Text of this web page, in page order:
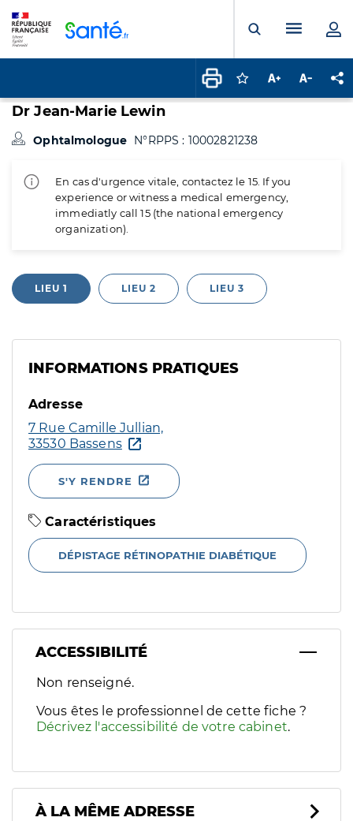
Ouvrir laMenu
Connectez-vous
Augmenter la
Dr Jean-Marie Lewin
Ophtalmologue N°RPPS : 10002821238
En cas d'urgence vitale, contactez le 15. If you
experience or witness a medical emergency,
immediatly call 15 (the national emergency
organization).
LIEU 1 LIEU 2 LIEU 3
INFORMATIONS PRATIQUES
Adresse
7 Rue Camille Jullian,
33530 Bassens
S'Y RENDRE
Caractéristiques
DÉPISTAGE RÉTINOPATHIE DIABÉTIQUE
ACCESSIBILITÉ
Filtres
Sélectionnez un ou plusieurs handicaps/besoins
Non renseigné.
Vous êtes le professionnel de cette fiche ?
Décrivez l'accessibilité de votre cabinet.
À LA MÊME ADRESSE